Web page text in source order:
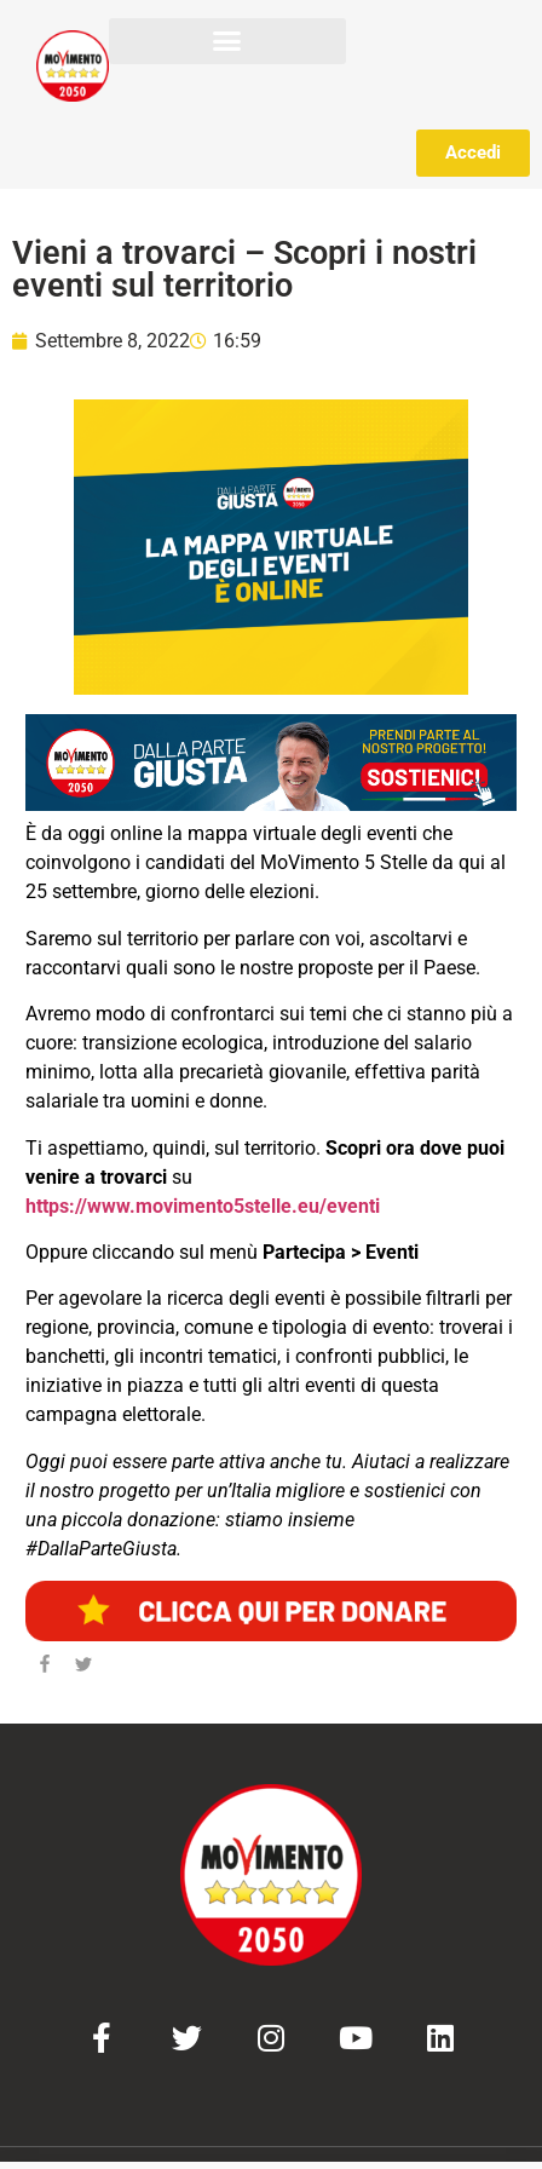
Accedi
Vieni a trovarci – Scopri i nostri
eventi sul territorio
Settembre 8, 2022 16:59
È da oggi online la mappa virtuale degli eventi che
coinvolgono i candidati del MoVimento 5 Stelle da qui al
25 settembre, giorno delle elezioni.
Saremo sul territorio per parlare con voi, ascoltarvi e
raccontarvi quali sono le nostre proposte per il Paese.
Avremo modo di confrontarci sui temi che ci stanno più a
cuore: transizione ecologica, introduzione del salario
minimo, lotta alla precarietà giovanile, effettiva parità
salariale tra uomini e donne.
Ti aspettiamo, quindi, sul territorio. Scopri ora dove puoi
venire a trovarcisu
https://www.movimento5stelle.eu/eventi
Oppure cliccando sul menù Partecipa > Eventi
Per agevolare la ricerca degli eventi è possibile filtrarli per
regione, provincia, comune e tipologia di evento: troverai i
banchetti, gli incontri tematici, i confronti pubblici, le
iniziative in piazza e tutti gli altri eventi di questa
campagna elettorale.
Oggi puoi essere parte attiva anche tu. Aiutaci a realizzare
il nostro progetto per un’Italia migliore e sostienici con
una piccola donazione: stiamo insieme
#DallaParteGiusta.